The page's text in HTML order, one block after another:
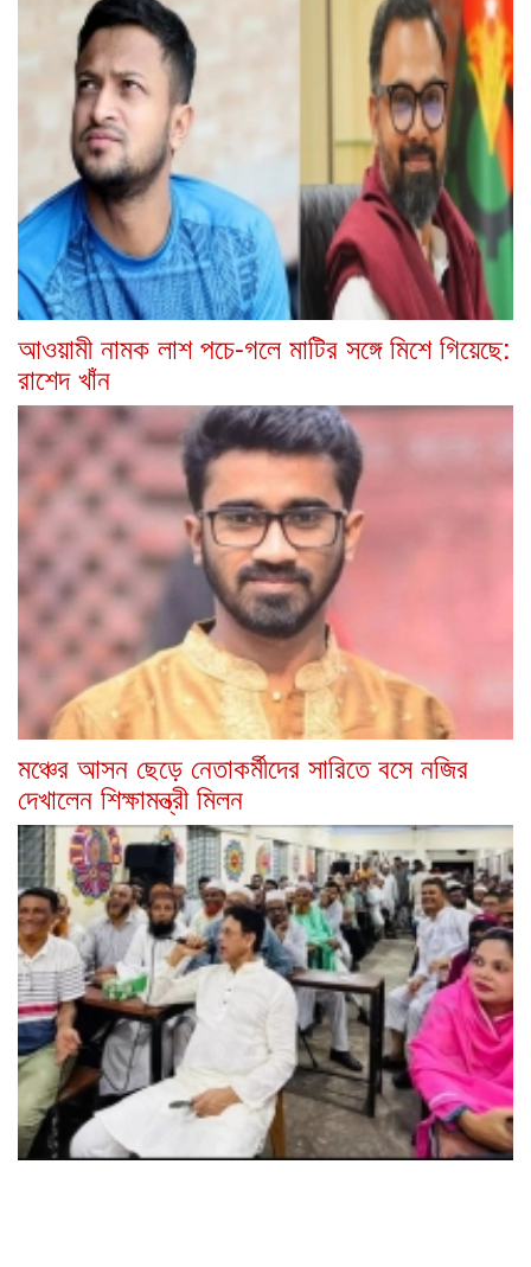
আওয়ামী নামক লাশ পচে-গলে মাটির সঙ্গে মিশে গিয়েছে:
রাশেদ খাঁন
মঞ্চের আসন ছেড়ে নেতাকর্মীদের সারিতে বসে নজির
দেখালেন শিক্ষামন্ত্রী মিলন